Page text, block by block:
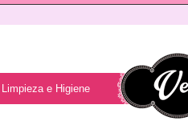
Limpieza e Higiene